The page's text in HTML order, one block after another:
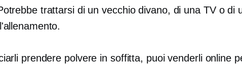
trattarsi di un vecchio divano, di una TV o di
prendere polvere in soffitta, puoi venderli online